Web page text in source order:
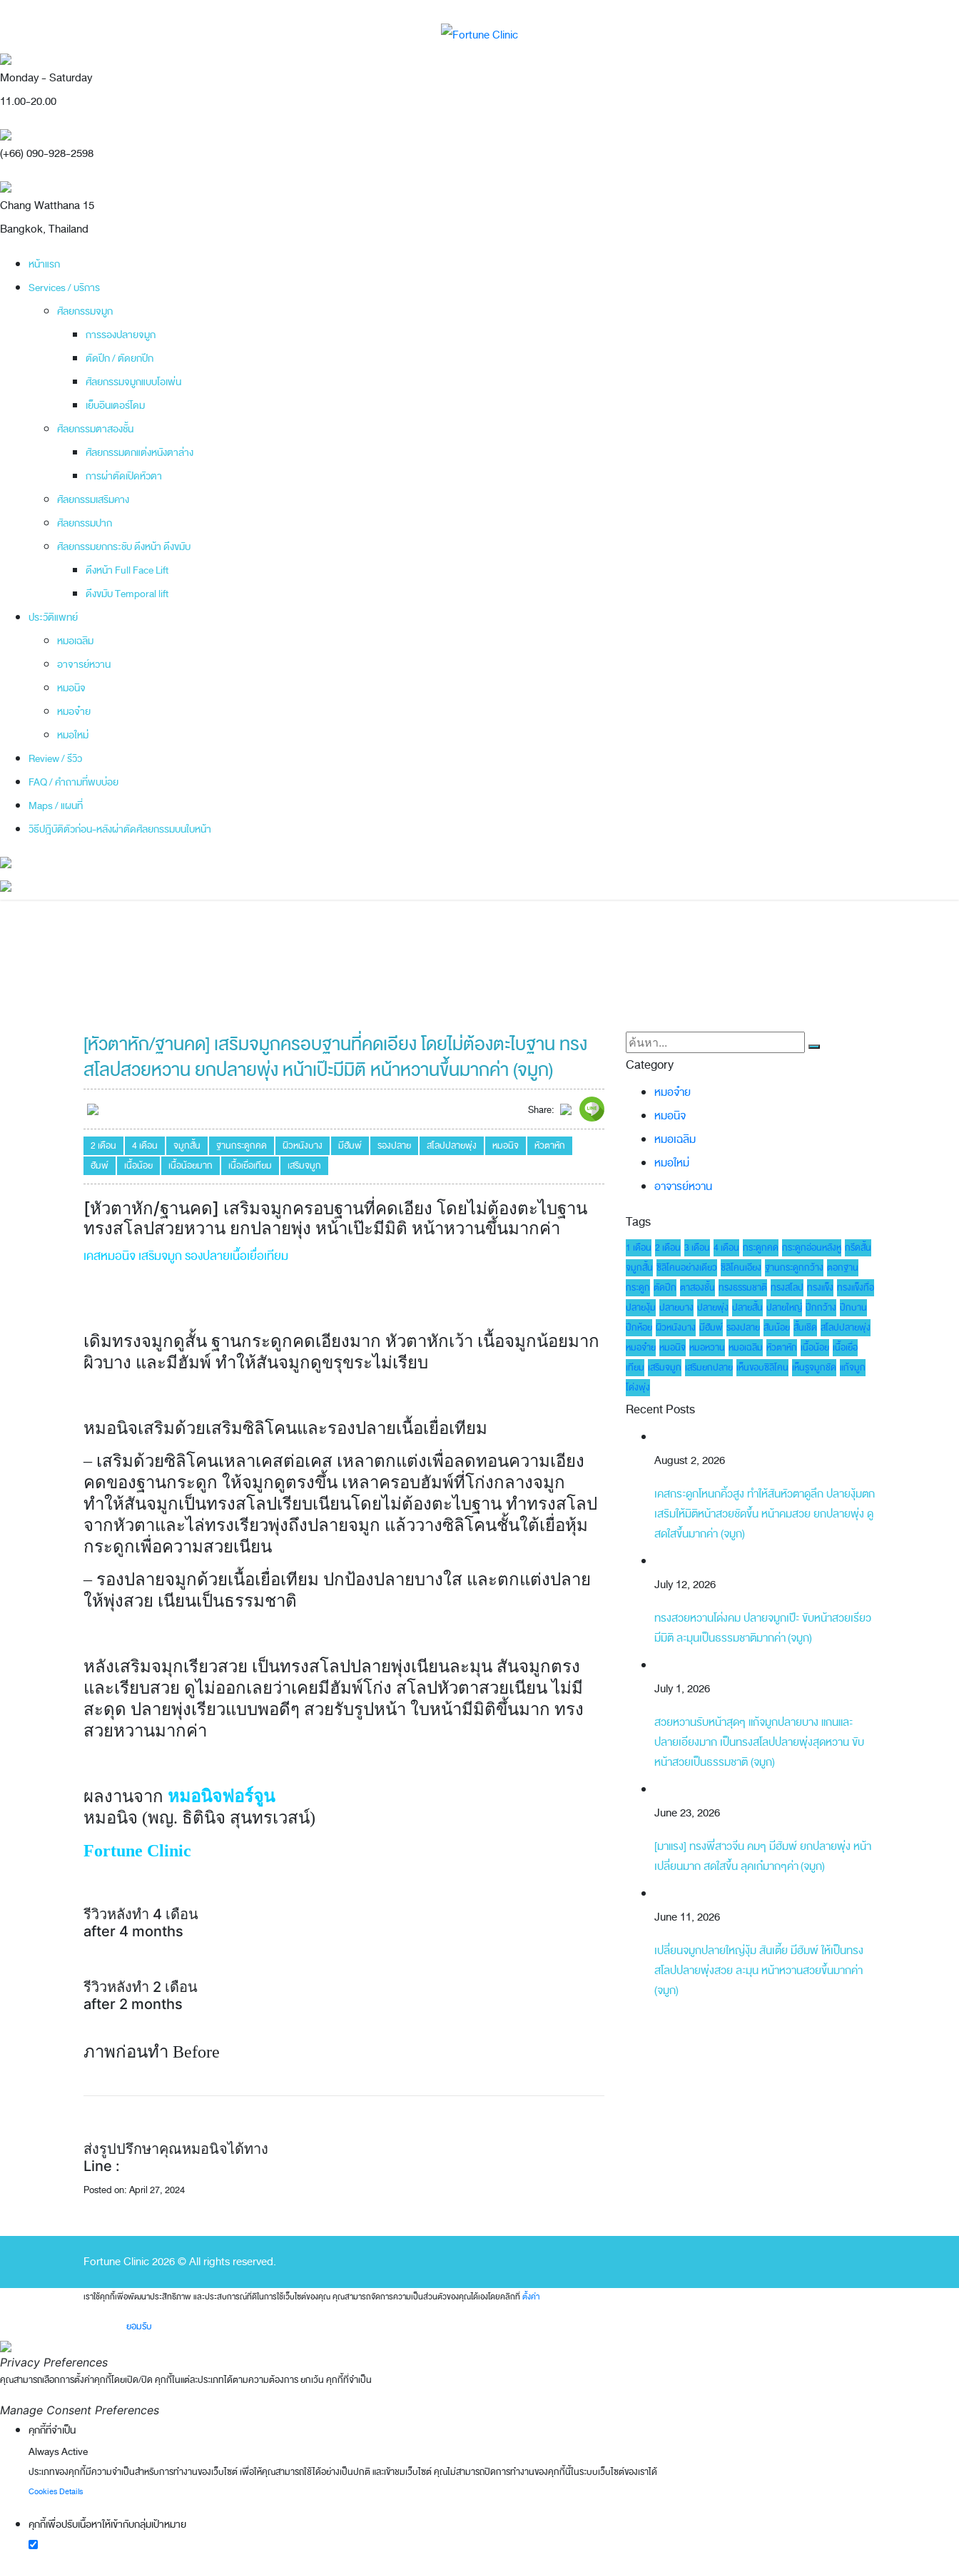
Monday - Saturday
11.00-20.00
(+66) 090-928-2598
Chang Watthana 15
Bangkok, Thailand
หน้าแรก
Services / บริการ
ศัลยกรรมจมูก
การรองปลายจมูก
ตัดปีก / ตัดยกปีก
ศัลยกรรมจมูกแบบโอเพ่น
เย็บอินเตอร์โดม
ศัลยกรรมตาสองชั้น
ศัลยกรรมตกแต่งหนังตาล่าง
การผ่าตัดเปิดหัวตา
ศัลยกรรมเสริมคาง
ศัลยกรรมปาก
ศัลยกรรมยกกระชับ ดึงหน้า ดึงขมับ
ดึงหน้า Full Face Lift
ดึงขมับ Temporal lift
ประวัติแพทย์
หมอเฉลิม
อาจารย์หวาน
หมอนิจ
หมอจ๋าย
หมอใหม่
Review / รีวิว
FAQ / คำถามที่พบบ่อย
Maps / แผนที่
วิธีปฎิบัติตัวก่อน-หลังผ่าตัดศัลยกรรมบนใบหน้า
[หัวตาหัก/ฐานคด] เสริมจมูกครอบฐานที่คดเอียง โดยไม่ต้องตะไบฐาน ทรง
สโลปสวยหวาน ยกปลายพุ่ง หน้าเป๊ะมีมิติ หน้าหวานขึ้นมากค่า (จมูก)
Share:
2 เดือน 4 เดือน จมูกสั้น ฐานกระดูกคด ผิวหนังบาง มีฮัมพ์ รองปลาย สโลปปลายพุ่ง หมอนิจ
หัวตาหัก
ฮัมพ์
เนื้อน้อย เนื้อน้อยมาก เนื้อเยื่อเทียม เสริมจมูก
[หัวตาหัก/ฐานคด] เสริมจมูกครอบฐานที่คดเอียง โดยไม่ต้องตะไบฐาน
ทรงสโลปสวยหวาน ยกปลายพุ่ง หน้าเป๊ะมีมิติ หน้าหวานขึ้นมากค่า
เคสหมอนิจ เสริมจมูก รองปลายเนื้อเยื่อเทียม
เดิมทรงจมูกดูสั้น ฐานกระดูกคดเอียงมาก หัวตาหักเว้า เนื้อจมูกน้อยมาก
ผิวบาง และมีฮัมพ์ ทำให้สันจมูกดูขรุขระไม่เรียบ
หมอนิจเสริมด้วยเสริมซิลิโคนและรองปลายเนื้อเยื่อเทียม
– เสริมด้วยซิลิโคนเหลาเคสต่อเคส เหลาตกแต่งเพื่อลดทอนความเอียง
คดของฐานกระดูก ให้จมูกดูตรงขึ้น เหลาครอบฮัมพ์ที่โก่งกลางจมูก
ทำให้สันจมูกเป็นทรงสโลปเรียบเนียนโดยไม่ต้องตะไบฐาน ทำทรงสโลป
จากหัวตาและไล่ทรงเรียวพุ่งถึงปลายจมูก แล้ววางซิลิโคนชั้นใต้เยื่อหุ้ม
กระดูกเพื่อความสวยเนียน
– รองปลายจมูกด้วยเนื้อเยื่อเทียม ปกป้องปลายบางใส และตกแต่งปลาย
ให้พุ่งสวย เนียนเป็นธรรมชาติ
หลังเสริมจมุกเรียวสวย เป็นทรงสโลปปลายพุ่งเนียนละมุน สันจมูกตรง
และเรียบสวย ดูไม่ออกเลยว่าเคยมีฮัมพ์โก่ง สโลปหัวตาสวยเนียน ไม่มี
สะดุด ปลายพุ่งเรียวแบบพอดีๆ สวยรับรูปหน้า ใบหน้ามีมิติขึ้นมาก ทรง
สวยหวานมากค่า
ผลงานจาก หมอนิจฟอร์จูน
หมอนิจ (พญ. ธิตินิจ สุนทรเวสน์)
Fortune Clinic
รีวิวหลังทำ 4 เดือน
after 4 months
รีวิวหลังทำ 2 เดือน
after 2 months
ภาพก่อนทำ Before
ส่งรูปปรึกษาคุณหมอนิจได้ทาง
Line :
Posted on: April 27, 2024
Category
หมอจ๋าย
หมอนิจ
หมอเฉลิม
หมอใหม่
อาจารย์หวาน
Tags
1 เดือน 2 เดือน 3 เดือน 4 เดือน กระดูกคด กระดูกอ่อนหลังหู กรีดสั้น
จมูกสั้น ซิลิโคนอย่างเดียว ซิลิโคนเอียง ฐานกระดูกกว้าง ตอกฐาน
กระดูก ตัดปีก ตาสองชั้น ทรงธรรมชาติ ทรงสโลป ทรงแข็ง ทรงแข็งทื่อ
ปลายงุ้ม ปลายบาง ปลายพุ่ง ปลายสั้น ปลายใหญ่ ปีกกว้าง ปีกบาน
ปีกห้อย ผิวหนังบาง มีฮัมพ์ รองปลาย สันน้อย สั้นเชิด สโลปปลายพุ่ง
หมอจ๋าย หมอนิจ หมอหวาน หมอเฉลิม หัวตาหัก เนื้อน้อย เนื้อเยื่อ
เทียม เสริมจมูก เสริมยกปลาย เห็นขอบซิลิโคน เห็นรูจมูกชัด แก้จมูก
โด่งพุ่ง
Recent Posts
August 2, 2026
เคสกระดูกโหนกคิ้วสูง ทำให้สันหัวตาดูลึก ปลายงุ้มตก
เสริมให้มิติหน้าสวยชัดขึ้น หน้าคมสวย ยกปลายพุ่ง ดู
สดใสขึ้นมากค่า (จมูก)
July 12, 2026
ทรงสวยหวานโด่งคม ปลายจมูกเป๊ะ ขับหน้าสวยเรียว
มีมิติ ละมุนเป็นธรรมชาติมากค่า (จมูก)
July 1, 2026
สวยหวานรับหน้าสุดๆ แก้จมูกปลายบาง แกนและ
ปลายเอียงมาก เป็นทรงสโลปปลายพุ่งสุดหวาน ขับ
หน้าสวยเป็นธรรมชาติ (จมูก)
June 23, 2026
[มาแรง] ทรงพี่สาวจีน คมๆ มีฮัมพ์ ยกปลายพุ่ง หน้า
เปลี่ยนมาก สดใสขึ้น ลุคเก๋มากๆค่า (จมูก)
June 11, 2026
เปลี่ยนจมูกปลายใหญ่งุ้ม สันเตี้ย มีฮัมพ์ ให้เป็นทรง
สโลปปลายพุ่งสวย ละมุน หน้าหวานสวยขึ้นมากค่า
(จมูก)
Fortune Clinic 2026 © All rights reserved.
เราใช้คุกกี้เพื่อพัฒนาประสิทธิภาพ และประสบการณ์ที่ดีในการใช้เว็บไซต์ของคุณ คุณสามารถจัดการความเป็นส่วนตัวของคุณได้เองโดยคลิกที่ตั้งค่า
ยอมรับ
Privacy Preferences
คุณสามารถเลือกการตั้งค่าคุกกี้โดยเปิด/ปิด คุกกี้ในแต่ละประเภทได้ตามความต้องการ ยกเว้น คุกกี้ที่จำเป็น
Manage Consent Preferences
คุกกี้ที่จำเป็น
Always Active
ประเภทของคุกกี้มีความจำเป็นสำหรับการทำงานของเว็บไซต์ เพื่อให้คุณสามารถใช้ได้อย่างเป็นปกติ และเข้าชมเว็บไซต์ คุณไม่สามารถปิดการทำงานของคุกกี้นี้ในระบบเว็บไซต์ของเราได้
Cookies Details
คุกกี้เพื่อปรับเนื้อหาให้เข้ากับกลุ่มเป้าหมาย